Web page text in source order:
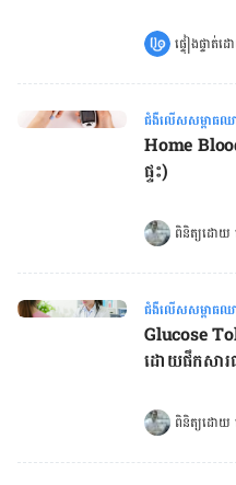
ផ្ទៀងផ្ទាត់
ជំងឺលើសសម្ពាធឈ
Home
ផ្ទះ)
ពិនិត្យដោយ
ជំងឺលើសសម្ពាធឈ
Glucose
ដោយផឹក​សារធ
ពិនិត្យដោយ